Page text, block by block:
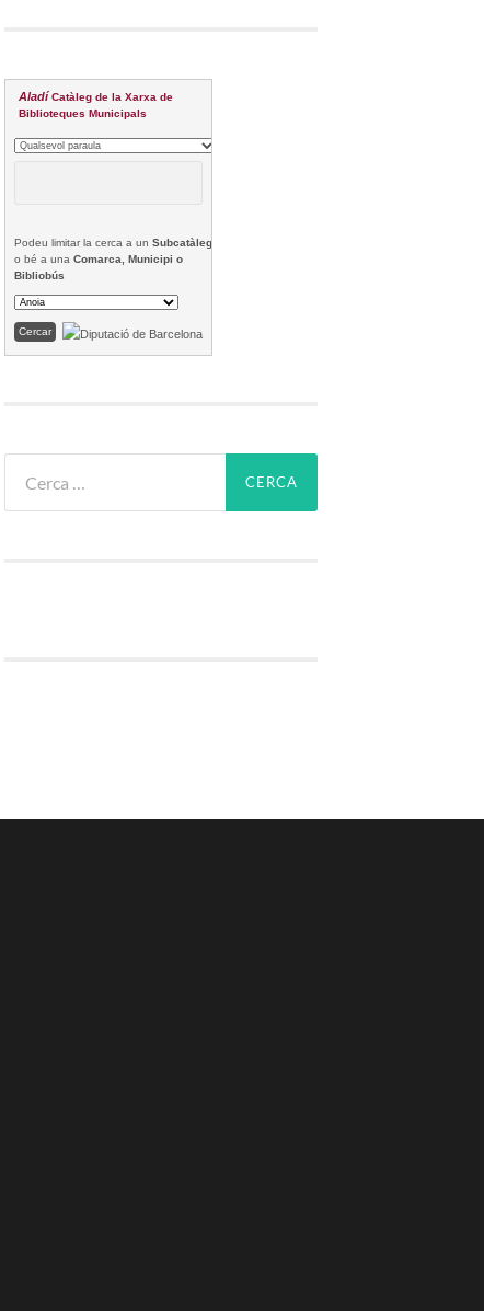
Aladí Catàleg de la Xarxa de
Biblioteques Municipals
Podeu limitar la cerca a un Subcatàleg
o bé a una Comarca, Municipi o
Bibliobús